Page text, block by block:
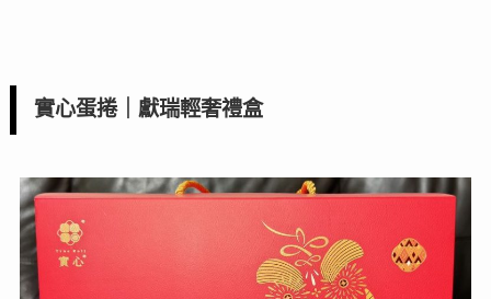
實心蛋捲｜獻瑞輕奢禮盒